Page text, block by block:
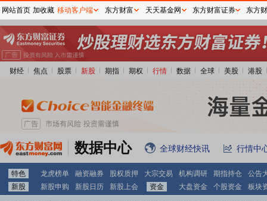
财经 焦点 股票 新股 期指 期权 行情 数据 全球 美股 港股
数据中心 全球财经快讯 行情中
特色 龙虎榜单 融资融券 股权质押 大宗交易 机构调研 期指持仓
公告
新股
新股申购 新股日历 新股上会 资金 大盘资金 个股资金 板块
网站首页 加收藏 移动客户端 东方财富 天天基金网 东方财富证券 东方